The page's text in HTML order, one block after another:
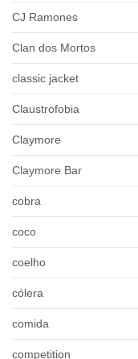
CJ Ramones
Clan dos Mortos
classic jacket
Claustrofobia
Claymore
Claymore Bar
cobra
coco
coelho
cólera
comida
competition